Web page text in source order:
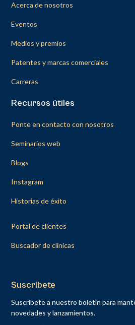
Acerca de nosotros
Eventos
Medios y premios
Patentes y marcas comerciales
Carreras
Recursos útiles
Ponte en contacto con nosotros
Seminarios web
Blogs
Instagram
Historias de éxito
Portal de clientes
Buscador de clínicas
Suscríbete
Suscríbete a nuestro boletín para
novedades y lanzamientos.